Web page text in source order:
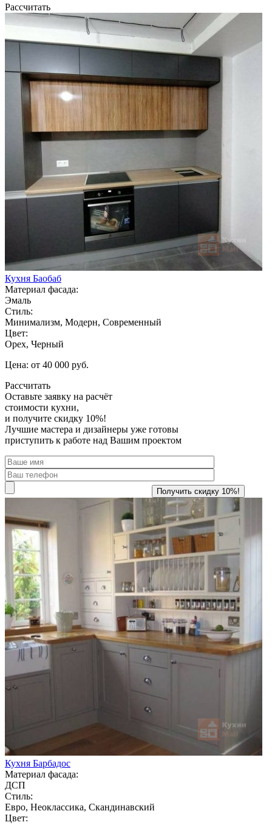
Рассчитать
Кухня Баобаб
Материал фасада:
Эмаль
Стиль:
Минимализм, Модерн, Современный
Цвет:
Орех, Черный
Цена: от 40 000 руб.
Рассчитать
Оставьте заявку на расчёт
стоимости кухни,
и получите скидку 10%!
Лучшие мастера и дизайнеры уже готовы
приступить к работе над Вашим проектом
Кухня Барбадос
Материал фасада:
ДСП
Стиль:
Евро, Неоклассика, Скандинавский
Цвет: